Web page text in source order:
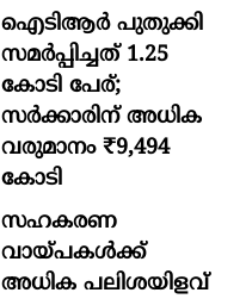
ഐടിആര്‍ പുതുക്കി
സമർപ്പിച്ചത് 1.25
കോടി പേര്;
സർക്കാരിന് അധിക
വരുമാനം ₹9,494
കോടി
സഹകരണ
വായ്പകള്‍ക്ക്
അധിക പലിശയിളവ്